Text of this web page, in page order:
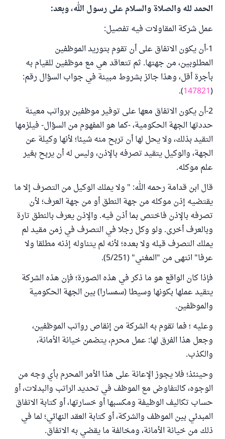
الحمد لله والصلاة والسلام على رسول الله، وبعد:
عمل شركة المقاولات فيه تفصيل:
1-أن يكون الاتفاق على أن تقوم بتوريد الموظفين
المطلوبين، من جهتها. ثم تتعاقد هي مع موظفين للقيام به
بأجرة أقل، وهذا جائز بشروط مبينة في جواب السؤال رقم:
(
147821
).
2-أن يكون الاتفاق معها على توفير موظفين برواتب معينة
حددتها الجهة الحكومية، -كما هو المفهوم من السؤال- فيلزمها
التقيد بذلك، ولا يحل لها أن تربح منه شيئا؛ لأنها وكيلة عن
الجهة، والوكيل يتقيد تصرفه بالإذن، وليس له أن يربح بغير
علم موكله.
قال ابن قدامة رحمه الله: " ولا يملك الوكيل من التصرف إلا ما
يقتضيه إذن موكله من جهة النطق أو من جهة العرف؛ لأن
تصرفه بالإذن فاختص بما أذن فيه. والإذن يعرف بالنطق تارة
وبالعرف أخرى. ولو وكل رجلا في التصرف في زمن مقيد لم
يملك التصرف قبله ولا بعده؛ لأنه لم يتناوله إذنه مطلقا ولا
عرفا" انتهى من "المغني" (5/251).
فإذا كان الواقع هو ما ذكر في هذه الصورة؛ فإن هذه الشركة
يتقيد عملها بكونها وسيطا (سمسارا) بين الجهة الحكومية
والموظفين.
وعليه ؛ فما تقوم به الشركة من إنقاص رواتب الموظفين،
وجعل هذا الفرق لها: عمل محرم، يتضمن خيانة الأمانة،
والكذب.
وحينئذ؛ فلا يجوز الإعانة على هذا الأمر المحرم بأي وجه من
الوجوه، كالتفاوض مع الموظف في تحديد الراتب والبدلات، أو
حساب تكاليف الوظيفة ومكسبها أو خسارتها، أو كتابة الاتفاق
المبدئي بين الموظف والشركة، أو كتابة العقد النهائي؛ لما في
ذلك من خيانة الأمانة، ومخالفة ما يقضي به الاتفاق.